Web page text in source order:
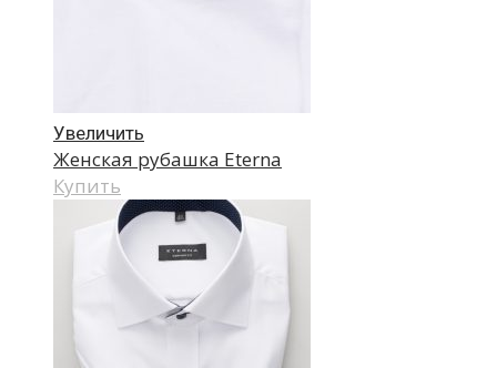
Увеличить
Женская рубашка Eterna
Купить